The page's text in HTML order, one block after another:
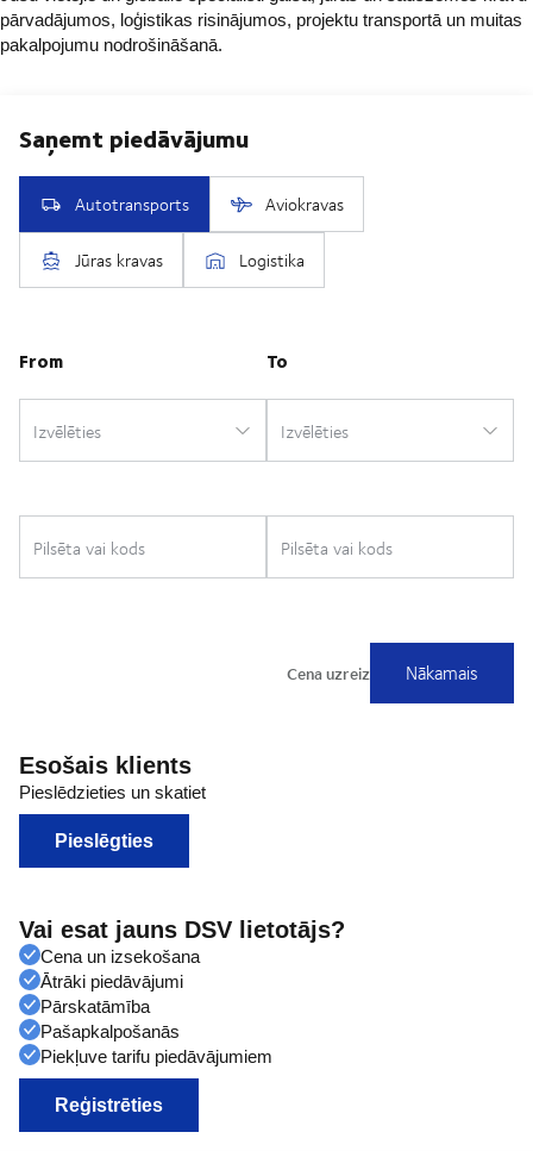
pārvadājumos, loģistikas risinājumos, projektu transportā un muitas
pakalpojumu nodrošināšanā.
Esošais klients
Pieslēdzieties un skatiet
Pieslēgties
Vai esat jauns DSV lietotājs?
Cena un izsekošana
Ātrāki piedāvājumi
Pārskatāmība
Pašapkalpošanās
Piekļuve tarifu piedāvājumiem
Reģistrēties